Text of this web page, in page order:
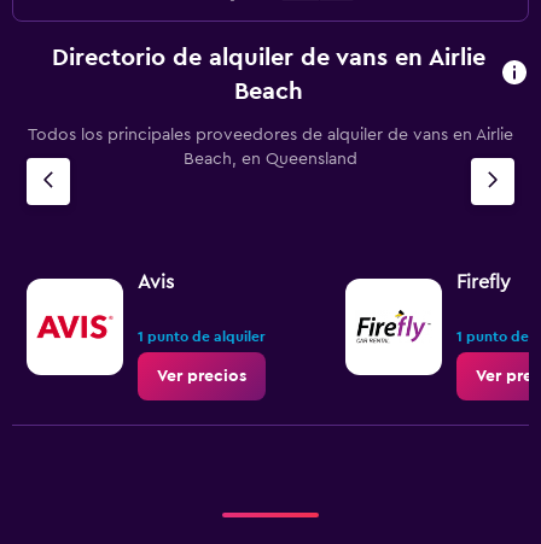
Directorio de alquiler de vans en Airlie
Beach
Todos los principales proveedores de alquiler de vans en Airlie
Beach, en Queensland
Avis
1 punto de alquiler
Ver precios
Firefly
1 punto de
Ver